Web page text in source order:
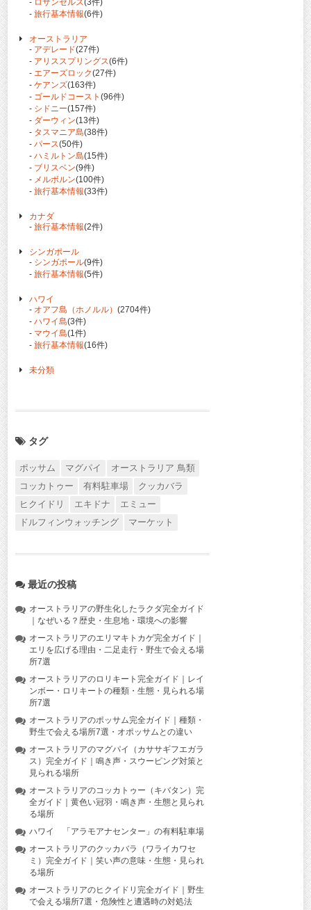
- ロサンゼルス(3件)
- 旅行基本情報(6件)
オーストラリア
- アデレード(27件)
- アリススプリングス(6件)
- エアーズロック(27件)
- ケアンズ(163件)
- ゴールドコースト (96件)
- シドニー(157件)
- ダーウィン(13件)
- タスマニア島(38件)
- パース(50件)
- ハミルトン島(15件)
- ブリスベン(9件)
- メルボルン(100件)
- 旅行基本情報(33件)
カナダ
- 旅行基本情報(2件)
シンガポール
- シンガポール(9件)
- 旅行基本情報(5件)
ハワイ
- オアフ島（ホノルル） (2704件)
- ハワイ島(3件)
- マウイ島(1件)
- 旅行基本情報(16件)
未分類
タグ
ポッサム マグパイ
オーストラリア 鳥類
コッカトゥー
有料駐車場
クッカバラ
ヒクイドリ
エキドナ
エミュー
ドルフィンウォッチング
マーケット
最近の投稿
オーストラリアの野生化したラクダ完全ガイド
｜なぜいる？歴史・生息地・環境への影響
オーストラリアのエリマキトカゲ完全ガイド｜
エリを広げる理由・二足走行・野生で会える場
所7選
オーストラリアのロリキート完全ガイド｜レイ
ンボー・ロリキートの種類・生態・見られる場
所7選
オーストラリアのポッサム完全ガイド｜種類・
野生で会える場所7選・オポッサムとの違い
オーストラリアのマグパイ（カササギフエガラ
ス）完全ガイド｜鳴き声・スウーピング対策と
見られる場所
オーストラリアのコッカトゥー（キバタン）完
全ガイド｜黄色い冠羽・鳴き声・生態と見られ
る場所
ハワイ 「アラモアナセンター」の有料駐車場
オーストラリアのクッカバラ（ワライカワセ
ミ）完全ガイド｜笑い声の意味・生態・見られ
る場所
オーストラリアのヒクイドリ完全ガイド｜野生
で会える場所7選・危険性と遭遇時の対処法